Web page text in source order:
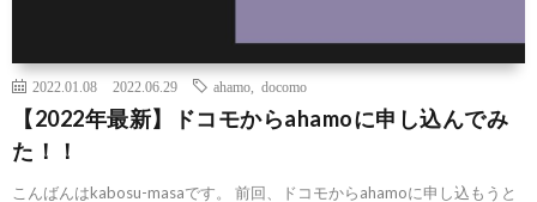
2022.01.08 2022.06.29 ahamo docomo
【2022年最新】ドコモからahamoに申し込んでみ
た！！
こんばんはkabosu-masaです。 前回、ドコモからahamoに申し込もうと